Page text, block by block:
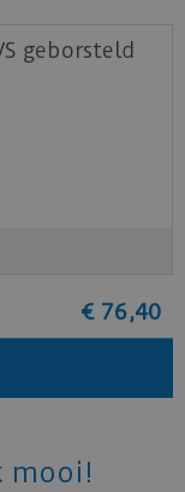
geborsteld
€ 76,40
mooi!